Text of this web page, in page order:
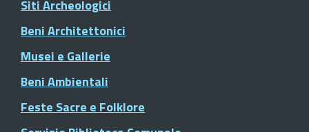
Siti Archeologici
Beni Architettonici
Musei e Gallerie
Beni Ambientali
Feste Sacre e Folklore